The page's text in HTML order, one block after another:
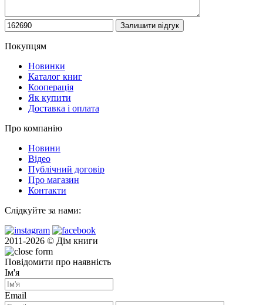
Покупцям
Новинки
Каталог книг
Кооперація
Як купити
Доставка і оплата
Про компанію
Новини
Відео
Публічний договір
Про магазин
Контакти
Слідкуйте за нами:
2011-2026 © Дім книги
Повідомити про наявність
Ім'я
Email